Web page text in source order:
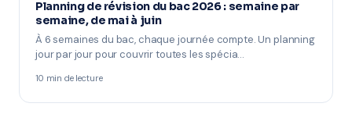
Planning de révision du bac 2026 : semaine par
semaine, de mai à juin
À 6 semaines du bac, chaque journée compte. Un planning
jour par jour pour couvrir toutes les spécia…
10 min de lecture